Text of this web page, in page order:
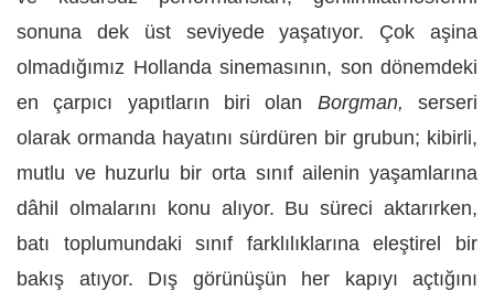
sonuna dek üst seviyede yaşatıyor. Çok aşina
olmadığımız Hollanda sinemasının, son dönemdeki
en çarpıcı yapıtların biri olan Borgman,serseri
olarak ormanda hayatını sürdüren bir grubun; kibirli,
mutlu ve huzurlu bir orta sınıf ailenin yaşamlarına
dâhil olmalarını konu alıyor. Bu süreci aktarırken,
batı toplumundaki sınıf farklılıklarına eleştirel bir
bakış atıyor. Dış görünüşün her kapıyı açtığını